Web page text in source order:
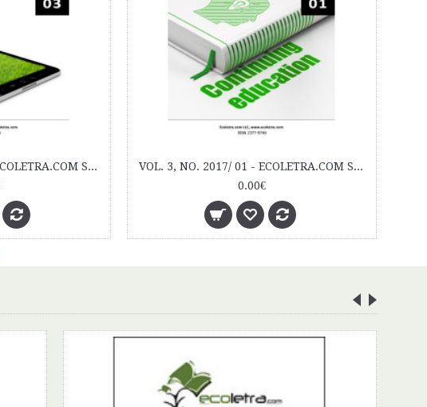
VOL. 2, NO. 2016/ 01 - ECOLETRA.COM SCIENTIFIC EJOURNAL
VOL. 2, NO. 2016/ 02 - ECOLETRA.COM SCIENTIFIC EJOURNAL
0.00€